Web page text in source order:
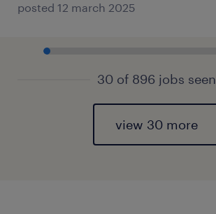
posted 12 march 2025
30 of 896 jobs seen
view 30 more